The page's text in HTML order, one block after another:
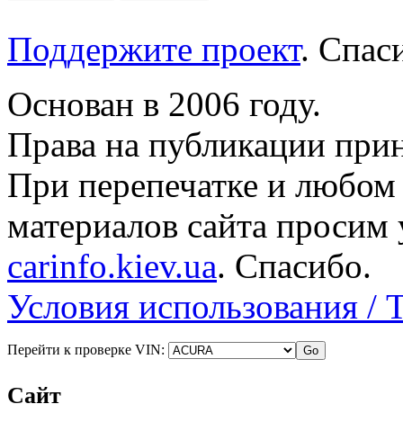
Поддержите проект.
Основан в 2006 году.
Права на публикации
При перепечатке и
материалов сайта просим
carinfo.kiev.ua. Спасибо.
Условия использования /
Перейти к проверке VIN:
Сайт